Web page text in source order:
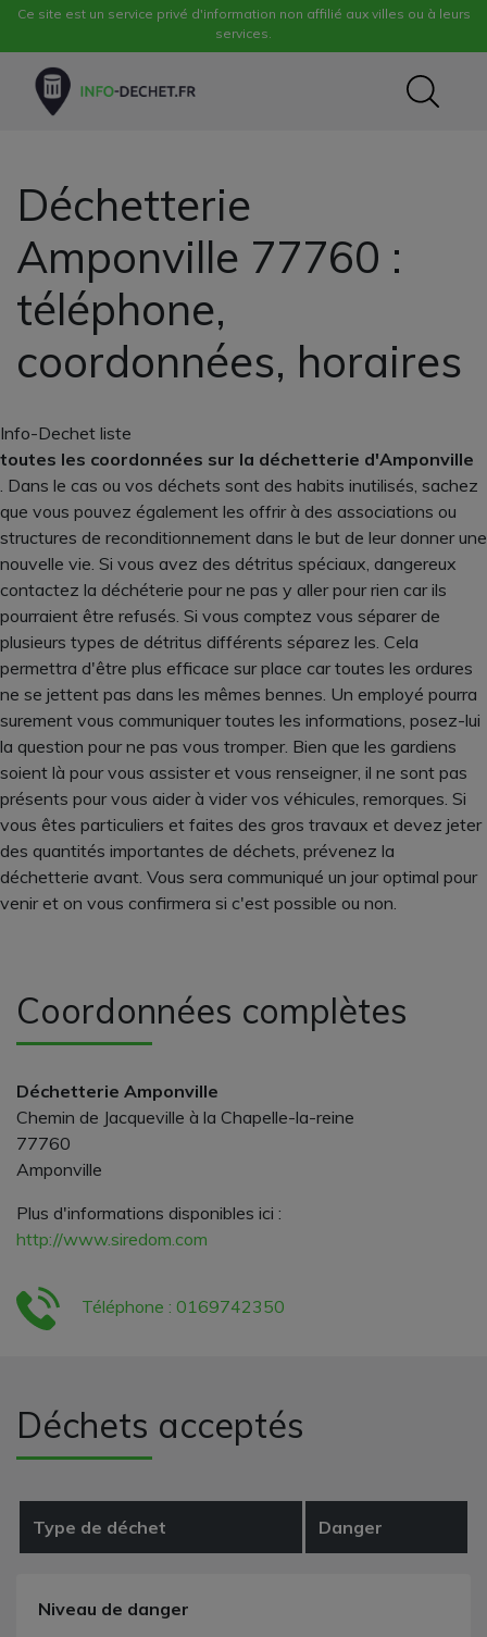
Ce site est un service privé d'information non affilié aux villes ou à leurs
services.
Déchetterie
Amponville 77760 :
téléphone,
coordonnées, horaires
Info-Dechet liste
toutes les coordonnées sur la déchetterie d'Amponville
. Dans le cas ou vos déchets sont des habits inutilisés, sachez
que vous pouvez également les offrir à des associations ou
structures de reconditionnement dans le but de leur donner une
nouvelle vie. Si vous avez des détritus spéciaux, dangereux
contactez la déchéterie pour ne pas y aller pour rien car ils
pourraient être refusés. Si vous comptez vous séparer de
plusieurs types de détritus différents séparez les. Cela
permettra d'être plus efficace sur place car toutes les ordures
ne se jettent pas dans les mêmes bennes. Un employé pourra
surement vous communiquer toutes les informations, posez-lui
la question pour ne pas vous tromper. Bien que les gardiens
soient là pour vous assister et vous renseigner, il ne sont pas
présents pour vous aider à vider vos véhicules, remorques. Si
vous êtes particuliers et faites des gros travaux et devez jeter
des quantités importantes de déchets, prévenez la
déchetterie avant. Vous sera communiqué un jour optimal pour
venir et on vous confirmera si c'est possible ou non.
Coordonnées complètes
Déchetterie Amponville
Chemin de Jacqueville à la Chapelle-la-reine
77760
Amponville
Plus d'informations disponibles ici :
http://www.siredom.com
Téléphone : 0169742350
Déchets acceptés
Type de déchet Danger
Niveau de danger